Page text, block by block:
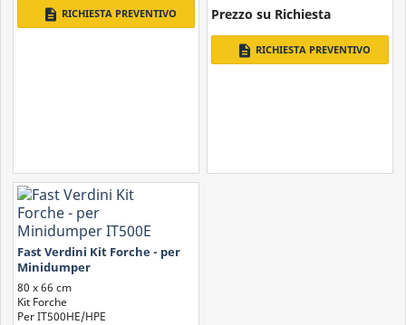
description RICHIESTA PREVENTIVO Prezzo su Richiesta
description RICHIESTA PREVENTIVO
Fast Verdini Kit Forche - per
Minidumper
IT500HE/IT500HPE
80 x 66 cm
Kit Forche
Per IT500HE/HPE